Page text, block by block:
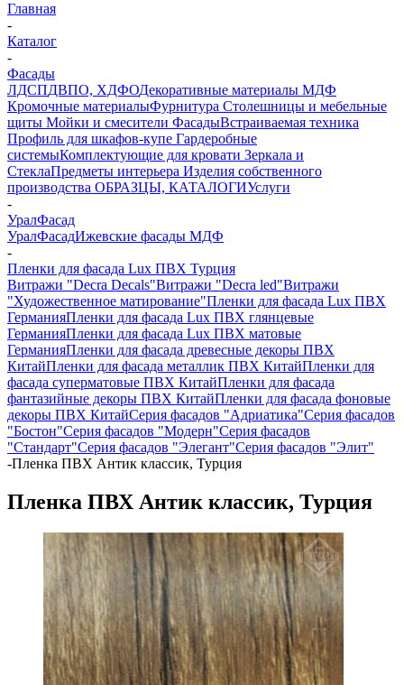
Главная
-
Каталог
-
Фасады
ЛДСПДВПО, ХДФОДекоративные материалы МДФ
Кромочные материалыФурнитура Столешницы и мебельные
щиты Мойки и смесители ФасадыВстраиваемая техника
Профиль для шкафов-купе Гардеробные
системыКомплектующие для кровати Зеркала и
СтеклаПредметы интерьера Изделия собственного
производства ОБРАЗЦЫ, КАТАЛОГИУслуги
-
УралФасад
УралФасадИжевские фасады МДФ
-
Пленки для фасада Lux ПВХ Турция
Витражи "Decra Decals"Витражи "Decra led"Витражи
"Художественное матирование"Пленки для фасада Lux ПВХ
ГерманияПленки для фасада Lux ПВХ глянцевые
ГерманияПленки для фасада Lux ПВХ матовые
ГерманияПленки для фасада древесные декоры ПВХ
КитайПленки для фасада металлик ПВХ КитайПленки для
фасада суперматовые ПВХ КитайПленки для фасада
фантазийные декоры ПВХ КитайПленки для фасада фоновые
декоры ПВХ КитайСерия фасадов "Адриатика"Серия фасадов
"Бостон"Серия фасадов "Модерн"Серия фасадов
"Стандарт"Серия фасадов "Элегант"Серия фасадов "Элит"
-Пленка ПВХ Антик классик, Турция
Пленка ПВХ Антик классик, Турция